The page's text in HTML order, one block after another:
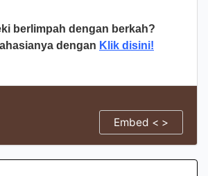
berlimpah dengan berkah?
dengan Klik disini!
Embed < >